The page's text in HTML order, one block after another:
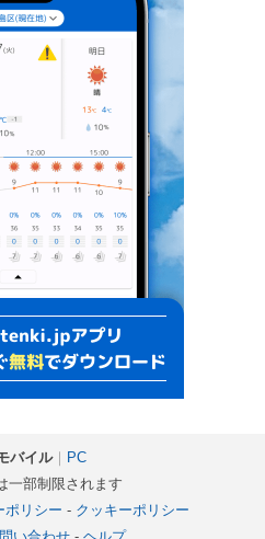
バイル｜ PC
一部制限されます
ポリシー - クッキーポリシー